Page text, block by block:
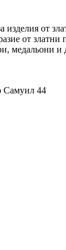
изделия от
от златни
медальони и
Самуил 44